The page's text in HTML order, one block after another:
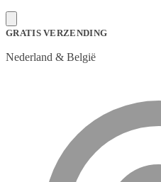
GRATIS VERZENDING
Nederland & België